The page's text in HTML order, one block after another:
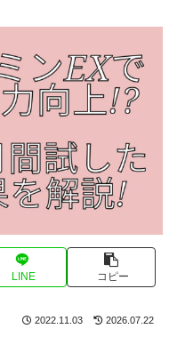
LINE コピー
2022.11.03 2026.07.22